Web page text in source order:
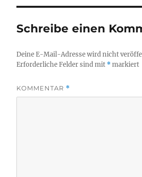
Schreibe einen
Deine E-Mail-Adresse wird nicht
Erforderliche Felder sind mit *markiert
KOMMENTAR *